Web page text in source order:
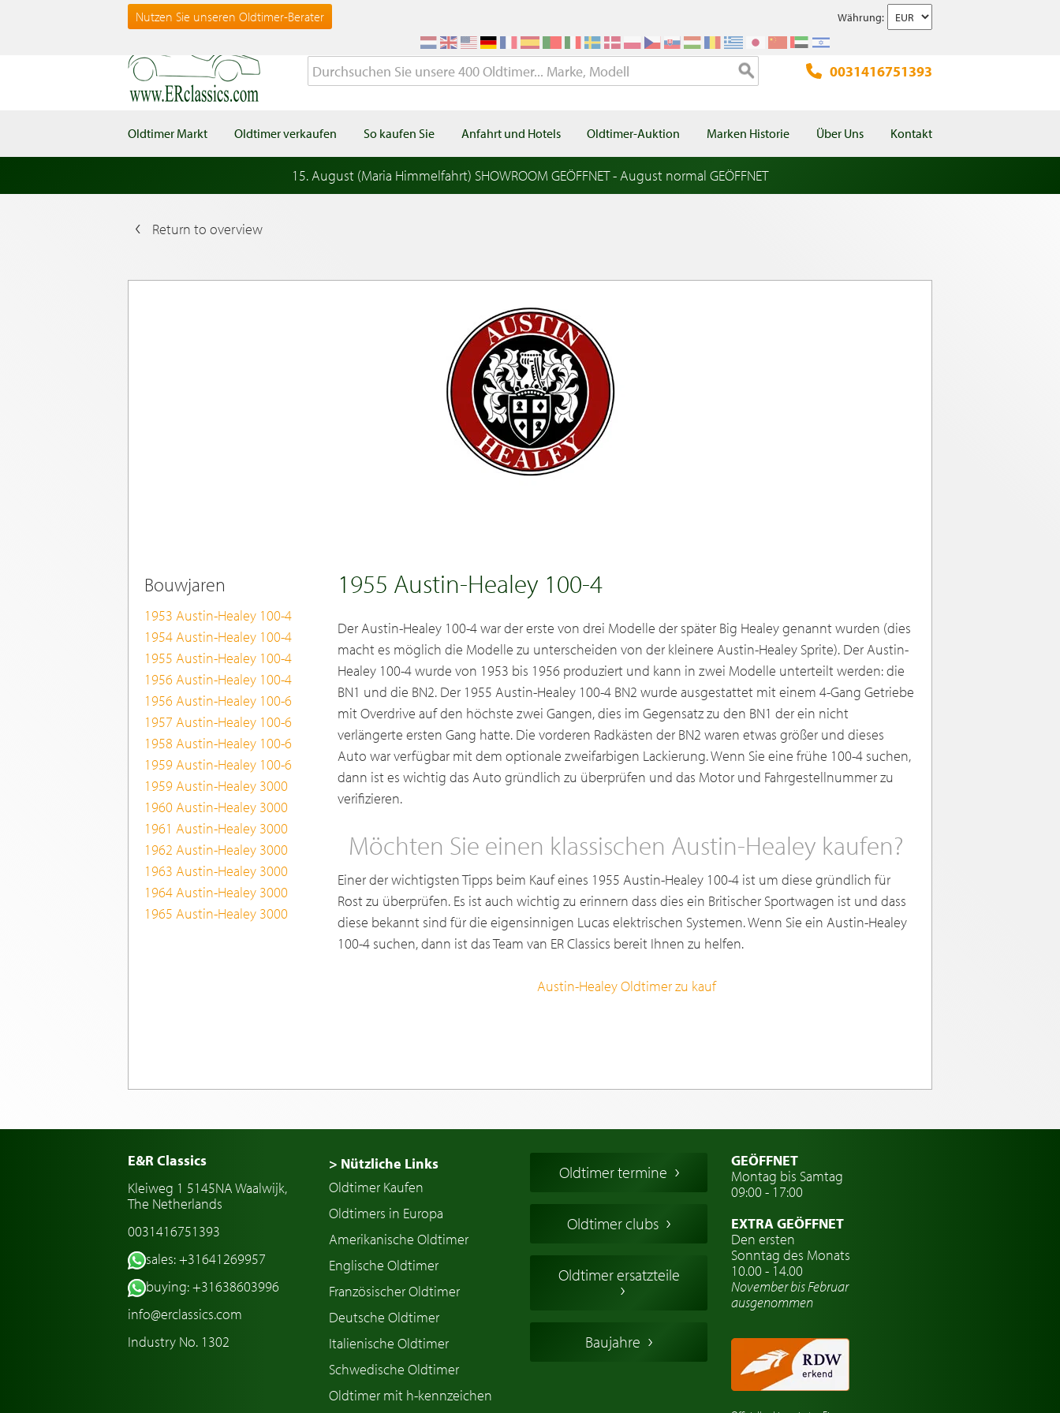
Nutzen Sie unseren Oldtimer-Berater Währung:
0031416751393
Oldtimer Markt Oldtimer verkaufen So kaufen Sie Anfahrt und Hotels Oldtimer-Auktion Marken Historie Über Uns Kontakt
15. August (Maria Himmelfahrt) SHOWROOM GEÖFFNET - August normal GEÖFFNET
Return to overview
Bouwjaren
1953 Austin-Healey 100-4
1954 Austin-Healey 100-4
1955 Austin-Healey 100-4
1956 Austin-Healey 100-4
1956 Austin-Healey 100-6
1957 Austin-Healey 100-6
1958 Austin-Healey 100-6
1959 Austin-Healey 100-6
1959 Austin-Healey 3000
1960 Austin-Healey 3000
1961 Austin-Healey 3000
1962 Austin-Healey 3000
1963 Austin-Healey 3000
1964 Austin-Healey 3000
1965 Austin-Healey 3000
1955 Austin-Healey 100-4
Der Austin-Healey 100-4 war der erste von drei Modelle der später Big Healey genannt wurden (dies
macht es möglich die Modelle zu unterscheiden von der kleinere Austin-Healey Sprite). Der Austin-
Healey 100-4 wurde von 1953 bis 1956 produziert und kann in zwei Modelle unterteilt werden: die
BN1 und die BN2. Der 1955 Austin-Healey 100-4 BN2 wurde ausgestattet mit einem 4-Gang Getriebe
mit Overdrive auf den höchste zwei Gangen, dies im Gegensatz zu den BN1 der ein nicht
verlängerte ersten Gang hatte. Die vorderen Radkästen der BN2 waren etwas größer und dieses
Auto war verfügbar mit dem optionale zweifarbigen Lackierung. Wenn Sie eine frühe 100-4 suchen,
dann ist es wichtig das Auto gründlich zu überprüfen und das Motor und Fahrgestellnummer zu
verifizieren.
Möchten Sie einen klassischen Austin-Healey kaufen?
Einer der wichtigsten Tipps beim Kauf eines 1955 Austin-Healey 100-4 ist um diese gründlich für
Rost zu überprüfen. Es ist auch wichtig zu erinnern dass dies ein Britischer Sportwagen ist und dass
diese bekannt sind für die eigensinnigen Lucas elektrischen Systemen. Wenn Sie ein Austin-Healey
100-4 suchen, dann ist das Team van ER Classics bereit Ihnen zu helfen.
Austin-Healey Oldtimer zu kauf
E&R Classics
Kleiweg 1 5145NA Waalwijk,
The Netherlands
0031416751393
sales: +31641269957
buying: +31638603996
info@erclassics.com
Industry No. 1302
> Nützliche Links
Oldtimer Kaufen
Oldtimers in Europa
Amerikanische Oldtimer
Englische Oldtimer
Französischer Oldtimer
Deutsche Oldtimer
Italienische Oldtimer
Schwedische Oldtimer
Oldtimer mit h-kennzeichen
Oldtimer termine
Oldtimer clubs
Oldtimer ersatzteile
Baujahre
GEÖFFNET
Montag bis Samtag
09:00 - 17:00
EXTRA GEÖFFNET
Den ersten
Sonntag des Monats
10.00 - 14.00
November bis Februar
ausgenommen